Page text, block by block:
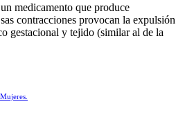
medicamento que produce
contracciones provocan la expulsión
gestacional y tejido (similar al de la